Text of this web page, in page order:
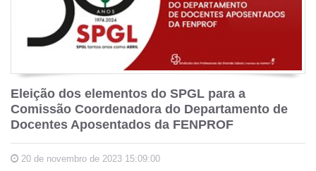
Eleição dos elementos do SPGL para a
Comissão Coordenadora do Departamento de
Docentes Aposentados da FENPROF
20 de novembro de 2023 15:09:00